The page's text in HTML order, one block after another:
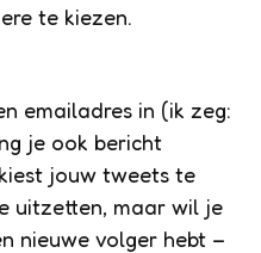
te kiezen.
emailadres in (ik zeg:
je ook bericht
jouw tweets te
uitzetten, maar wil je
nieuwe volger hebt –